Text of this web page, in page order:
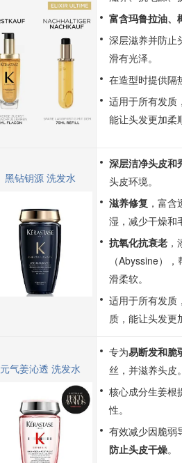
富含玛鲁拉油、
深层滋养并防止
滑有光泽。
在造型时提供隔
适用于所有发质
能让头发更加柔
黑钻钥源 洗发水
深层洁净头皮和
头皮环境。
滋养修复 ，富
湿，减少干燥和
抗氧化抗衰老
（Abyssine）
滑柔软。
适用于所有发质
质，能让头发更
元气姜沁透 洗发水
专为易断发和脆
丝，并滋养头皮。
核心成分生姜根
性。
有效减少因脆弱
防止头皮干燥。